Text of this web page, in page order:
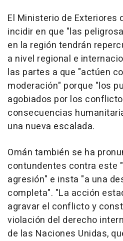
El Ministerio de Exteriores
incidir en que "las
en la región tendrán
a nivel regional e
las partes a que "actúen
moderación" porque "los
agobiados por los
consecuencias
una nueva escalada.
Omán también se ha
contundentes contra este
agresión" e insta "a una
completa". "La acción
agravar el conflicto y
violación del derecho
de las Naciones Unidas,